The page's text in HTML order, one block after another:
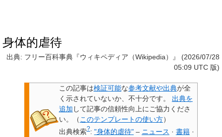
身体的虐待
出典: フリー百科事典『ウィキペディア（Wikipedia）』 (2026/07/28
05:09 UTC 版)
この記事は検証可能な参考文献や出典が全
く示されていないか、不十分です。
出典を
追加 して記事の信頼性向上にご協力くださ
い。
（ このテンプレートの使い方）
出典検索?: "身体的虐待" – ニュース · 書籍 ·